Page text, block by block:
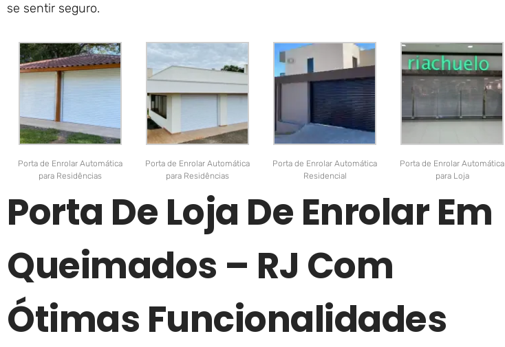
se sentir seguro.
Porta de Enrolar Automática
para Residências
Porta de Enrolar Automática
para Residências
Porta de Enrolar Automática
Residencial
Porta de Enrolar Automática
para Loja
Porta De Loja De Enrolar Em
Queimados – RJ Com
Ótimas Funcionalidades